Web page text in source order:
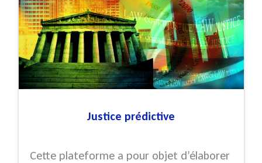
Justice prédictive
Cette plateforme a pour objet d’élaborer